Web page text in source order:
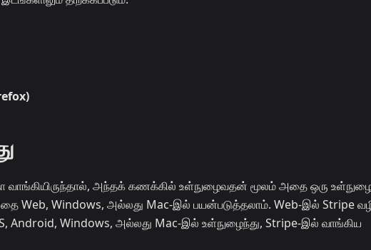
அந்தக் கணக்கில் உள்நுழைவதன் மூலம் அதை ஒரு
Windows, அல்லது Mac-இல் பயன்படுத்தலாம். Web-இல் Stripe
Android, Windows, அல்லது Mac-இல் உள்நுழைந்து, Stripe-இல் வாங்கிய